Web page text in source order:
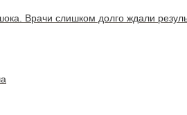
Врачи слишком долго ждали